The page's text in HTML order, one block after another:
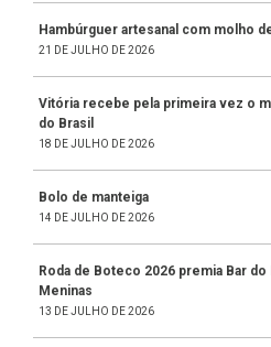
Hambúrguer artesanal com molho
21 DE JULHO DE 2026
Vitória recebe pela primeira vez o
do Brasil
18 DE JULHO DE 2026
Bolo de manteiga
14 DE JULHO DE 2026
Roda de Boteco 2026 premia Bar
Meninas
13 DE JULHO DE 2026